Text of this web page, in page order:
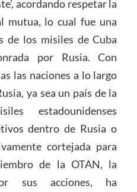
acordando respetar la
mutua, lo cual fue una
de los misiles de Cuba
por Rusia. Con
las naciones a lo largo
ya sea un país de la
estadounidenses
dentro de Rusia o
cortejada para
de la OTAN, la
sus acciones, ha